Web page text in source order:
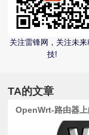
频
科
体
关注雷锋网，关注未来
技!
TA的文章
OpenWrt-路由器